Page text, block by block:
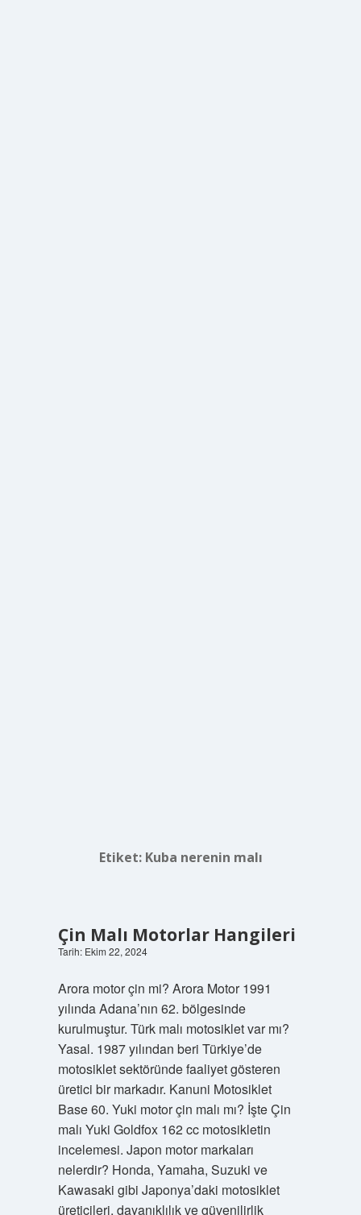
Etiket: Kuba nerenin malı
Çin Malı Motorlar Hangileri
Tarih: Ekim 22, 2024
Arora motor çin mi? Arora Motor 1991
yılında Adana’nın 62. bölgesinde
kurulmuştur. Türk malı motosiklet var mı?
Yasal. 1987 yılından beri Türkiye’de
motosiklet sektöründe faaliyet gösteren
üretici bir markadır. Kanuni Motosiklet
Base 60. Yuki motor çin malı mı? İşte Çin
malı Yuki Goldfox 162 cc motosikletin
incelemesi. Japon motor markaları
nelerdir? Honda, Yamaha, Suzuki ve
Kawasaki gibi Japonya’daki motosiklet
üreticileri, dayanıklılık ve güvenilirlik